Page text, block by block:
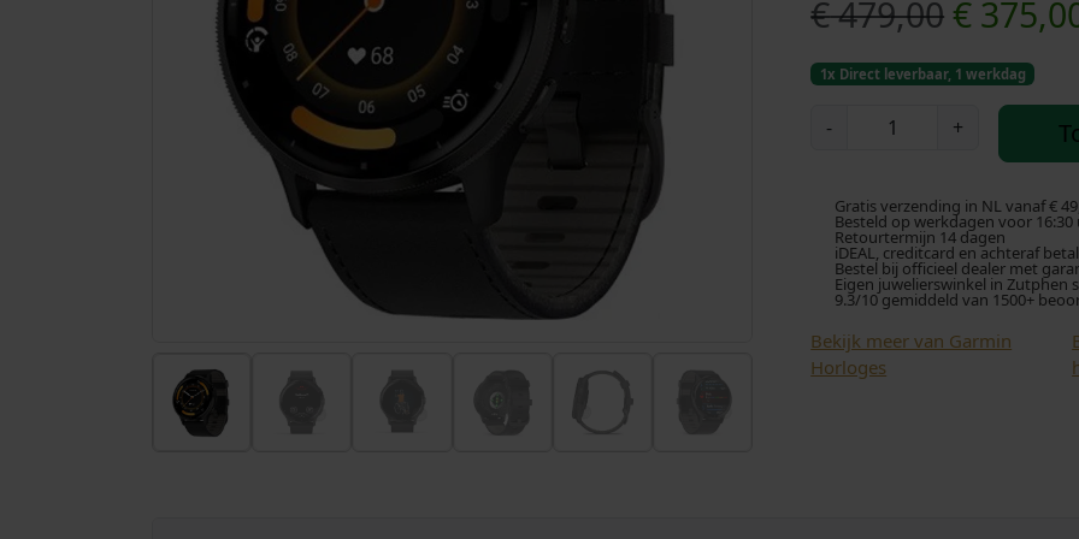
€479,00 O
o
r
p
r
o
€
1x Direct leverbaar, 1 werkdag
-
u
3
+
Gratis verzending in NL vanaf €
Besteld op werkdagen voor
Retourtermijn 14 dagen
iDEAL, creditcard en achteraf
Bestel bij officieel dealer met
Eigen juwelierswinkel in Zutphen
9.3/10 gemiddeld van 1500+
Bekijk meer van Garmin
Horloges